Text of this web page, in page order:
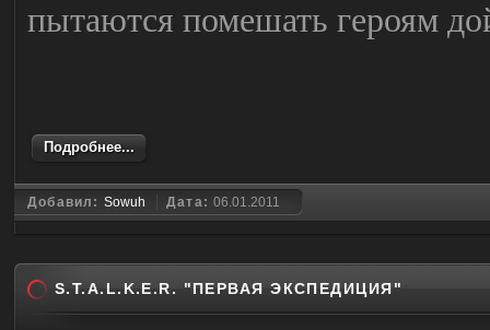
пытаются помешать героям
Подробнее...
Добавил: Sowuh Дата:06.01.2011
S.T.A.L.K.E.R. "ПЕРВАЯ ЭКСПЕДИЦИЯ"